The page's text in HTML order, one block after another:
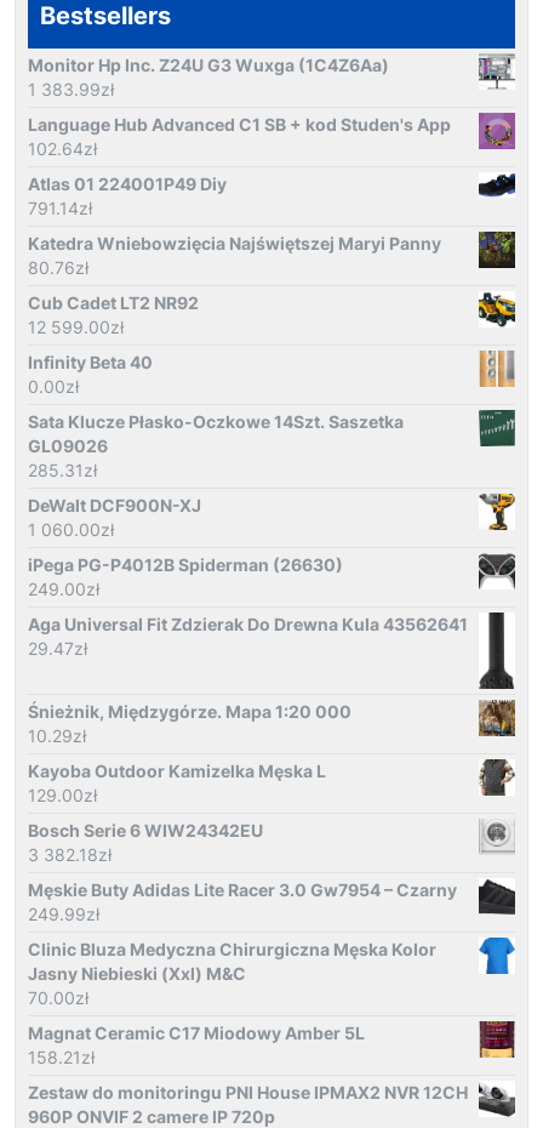
Bestsellers
Monitor Hp Inc. Z24U G3 Wuxga (1C4Z6Aa)
1 383.99zł
Language Hub Advanced C1 SB + kod Studen's App
102.64zł
Atlas 01 224001P49 Diy
791.14zł
Katedra Wniebowzięcia Najświętszej Maryi Panny
80.76zł
Cub Cadet LT2 NR92
12 599.00zł
Infinity Beta 40
0.00zł
Sata Klucze Płasko-Oczkowe 14Szt. Saszetka
GL09026
285.31zł
DeWalt DCF900N-XJ
1 060.00zł
iPega PG-P4012B Spiderman (26630)
249.00zł
Aga Universal Fit Zdzierak Do Drewna Kula 43562641
29.47zł
Śnieżnik, Międzygórze. Mapa 1:20 000
10.29zł
Kayoba Outdoor Kamizelka Męska L
129.00zł
Bosch Serie 6 WIW24342EU
3 382.18zł
Męskie Buty Adidas Lite Racer 3.0 Gw7954 – Czarny
249.99zł
Clinic Bluza Medyczna Chirurgiczna Męska Kolor
Jasny Niebieski (Xxl) M&C
70.00zł
Magnat Ceramic C17 Miodowy Amber 5L
158.21zł
Zestaw do monitoringu PNI House IPMAX2 NVR 12CH
960P ONVIF 2 camere IP 720p